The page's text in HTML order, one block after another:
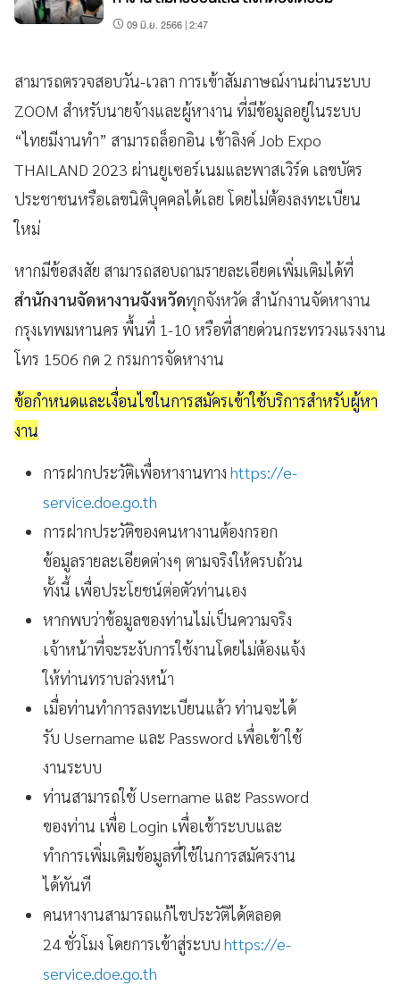
09 มิ.ย. 2566 | 2:47
สามารถตรวจสอบวัน-เวลา การเข้าสัมภาษณ์งานผ่านระบบ
ZOOM สำหรับนายจ้างและผู้หางาน ที่มีข้อมูลอยู่ในระบบ
“ไทยมีงานทำ” สามารถล็อกอิน เข้าลิงค์ Job Expo
THAILAND 2023 ผ่านยูเซอร์เนมและพาสเวิร์ด เลขบัตร
ประชาชนหรือเลขนิติบุคคลได้เลย โดยไม่ต้องลงทะเบียน
ใหม่
หากมีข้อสงสัย สามารถสอบถามรายละเอียดเพิ่มเติมได้ที่
สำนักงานจัดหางานจังหวัดทุกจังหวัด สำนักงานจัดหางาน
กรุงเทพมหานคร พื้นที่ 1-10 หรือที่สายด่วนกระทรวงแรงงาน
โทร 1506 กด 2 กรมการจัดหางาน
ข้อกำหนดและเงื่อนไขในการสมัครเข้าใช้บริการสำหรับผู้หา
งาน
การฝากประวัติเพื่อหางานทาง https://e-
service.doe.go.th
การฝากประวัติของคนหางานต้องกรอก
ข้อมูลรายละเอียดต่างๆ ตามจริงให้ครบถ้วน
ทั้งนี้ เพื่อประโยชน์ต่อตัวท่านเอง
หากพบว่าข้อมูลของท่านไม่เป็นความจริง
เจ้าหน้าที่จะระงับการใช้งานโดยไม่ต้องแจ้ง
ให้ท่านทราบล่วงหน้า
เมื่อท่านทำการลงทะเบียนแล้ว ท่านจะได้
รับ Username และ Password เพื่อเข้าใช้
งานระบบ
ท่านสามารถใช้ Username และ Password
ของท่าน เพื่อ Login เพื่อเข้าระบบและ
ทำการเพิ่มเติมข้อมูลที่ใช้ในการสมัครงาน
ได้ทันที
คนหางานสามารถแก้ไขประวัติได้ตลอด
24 ชั่วโมง โดยการเข้าสู่ระบบ https://e-
service.doe.go.th